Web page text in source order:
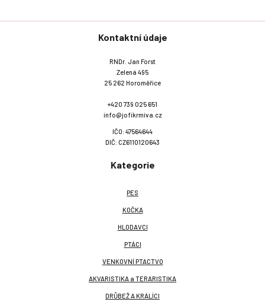
Kontaktní údaje
RNDr. Jan Forst
Zelená 495
25 262 Horoměřice
+420 739 025 651
info@jofikrmiva.cz
IČO: 47564644
DIČ: CZ6110120643
Kategorie
PES
KOČKA
HLODAVCI
PTÁCI
VENKOVNÍ PTACTVO
AKVARISTIKA a TERARISTIKA
DRŮBEŽ A KRÁLÍCI